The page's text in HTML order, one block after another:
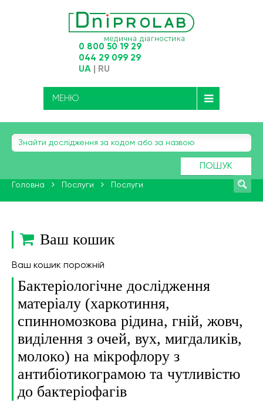
0 800 50 19 29
044 29 099 29
UA RU
МЕНЮ
ПОШУК
Головна Послуги Послуги
Ваш кошик
Ваш кошик порожній
Бактеріологічне дослідження
матеріалу (харкотиння,
спинномозкова рідина, гній, жовч,
виділення з очей, вух, мигдаликів,
молоко) на мікрофлору з
антибіотикограмою та чутливістю
до бактеріофагів